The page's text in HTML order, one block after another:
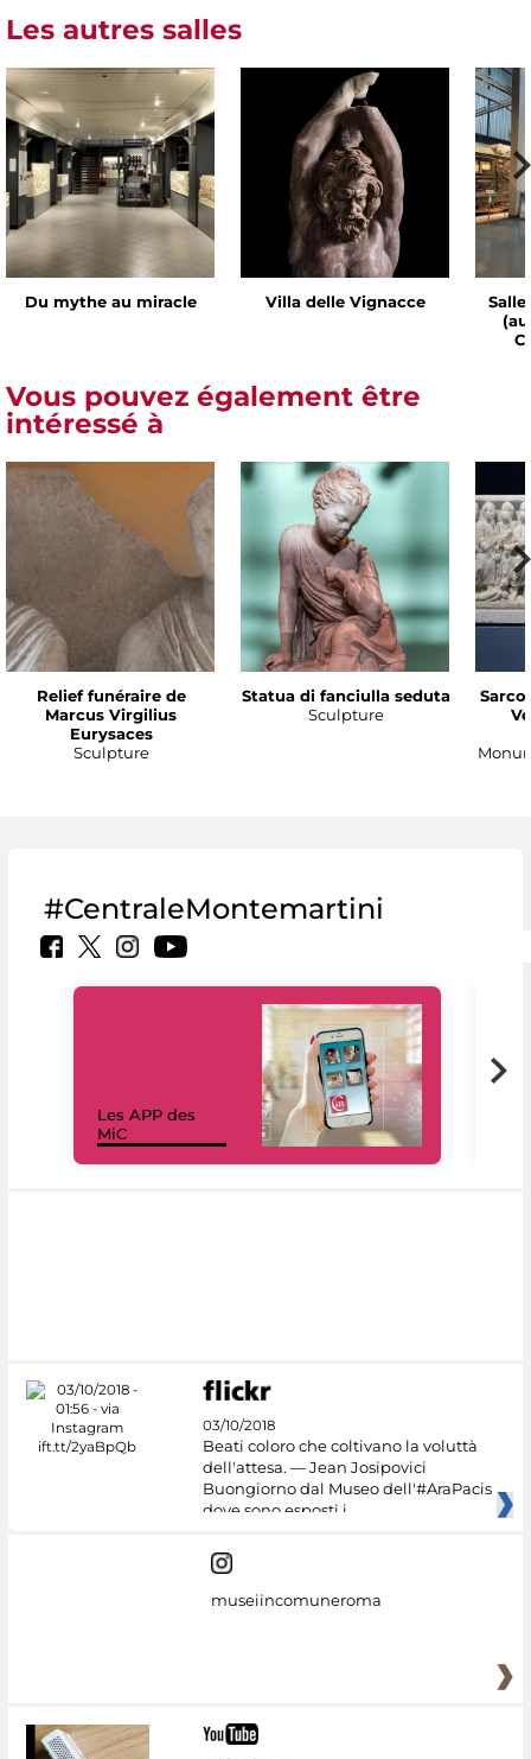
Les autres salles
Du mythe au miracle Villa delle Vignacce
Salle
Vous pouvez également être
intéressé à
Relief funéraire de
Marcus Virgilius
Eurysaces
Sculpture
Statua di fanciulla seduta
Sculpture
#CentraleMontemartini
Les APP des
MiC
03/10/2018
Beati coloro che coltivano la voluttà
dell'attesa. — Jean Josipovici
Buongiorno dal Museo dell'#AraPacis
dove sono esposti i
museiincomuneroma